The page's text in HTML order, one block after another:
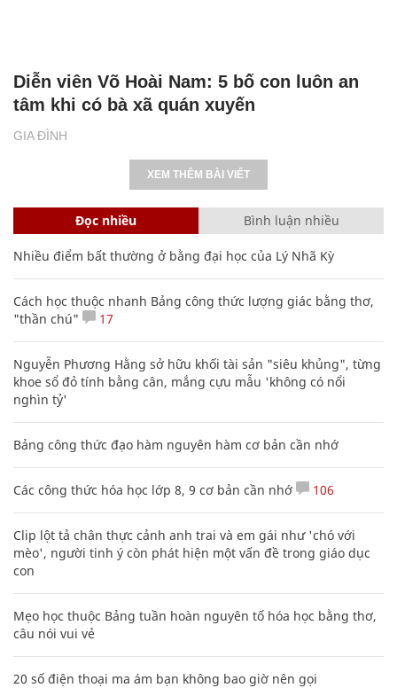
GIA ĐÌNH
Diễn viên Võ Hoài Nam: 5 bố con luôn an
tâm khi có bà xã quán xuyến
XEM THÊM BÀI VIẾT
Đọc nhiều Bình luận nhiều
Nhiều điểm bất thường ở bằng đại học của Lý Nhã Kỳ
Cách học thuộc nhanh Bảng công thức lượng giác bằng thơ,
"thần chú"
17
Nguyễn Phương Hằng sở hữu khối tài sản "siêu khủng", từng
khoe sổ đỏ tính bằng cân, mắng cựu mẫu 'không có nổi
nghìn tỷ'
Bảng công thức đạo hàm nguyên hàm cơ bản cần nhớ
Các công thức hóa học lớp 8, 9 cơ bản cần nhớ 106
Clip lột tả chân thực cảnh anh trai và em gái như 'chó với
mèo', người tinh ý còn phát hiện một vấn đề trong giáo dục
con
Mẹo học thuộc Bảng tuần hoàn nguyên tố hóa học bằng thơ,
câu nói vui vẻ
20 số điện thoại ma ám bạn không bao giờ nên gọi